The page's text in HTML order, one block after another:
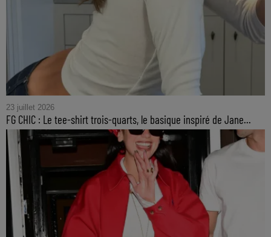
23 juillet 2026
FG CHIC : Le tee-shirt trois-quarts, le basique inspiré de Jane...